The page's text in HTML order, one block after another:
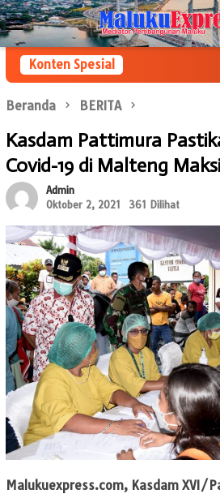
Loncat
ke
konten
Menu
Mobile
Konten Spesial
Beranda BERITA
Kasdam Pattimura
Covid-19 di Malteng
Admin
Oktober 2, 2021
361 Dilihat
Malukuexpress.com, Kasdam XVI/